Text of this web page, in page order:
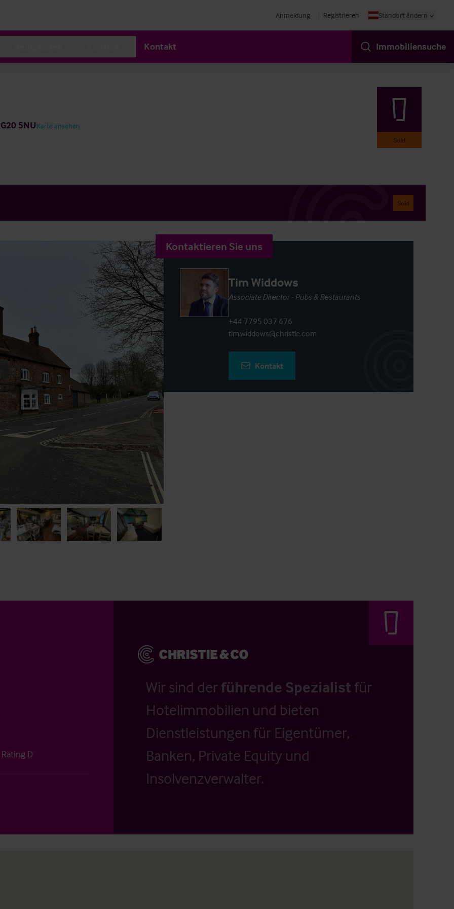
Anmeldung Registrieren Standort ändern
Kontakt Immobiliensuche
5NUKarte ansehen
Sold
Sold
Kontaktieren Sie uns
Tim Widdows
Associate Director - Pubs & Restaurants
+44 7795 037 676
tim.widdows@christie.com
Kontakt
D
Wir sind der führende Spezialistfür
Hotelimmobilien und bieten
Dienstleistungen für Eigentümer,
Banken, Private Equity und
Insolvenzverwalter.